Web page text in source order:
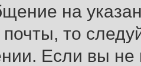
на
почты, то
Если вы